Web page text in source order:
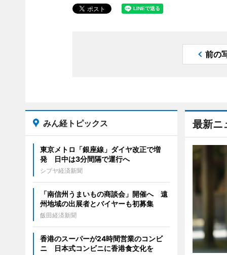
前の
最新ニ
みん経トピックス
東京メトロ「銀座線」ダイヤ改正で増
発 日中は3分間隔で運行へ
シブヤ経済新聞
「南信州うまいもの商談会」開催へ 遠
州地域の出展者とバイヤーも初募集
飯田経済新聞
香港のスーパーが24時間営業のコンビ
ニ 日本式コンビニに香港食文化を